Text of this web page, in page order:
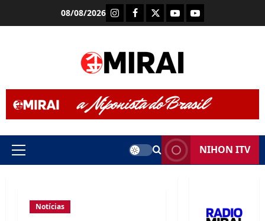
08/08/2026 InstagramFacebook
X Youtube (Rádio
Youtube (TV
Primary
NIHON ITV
Notícias